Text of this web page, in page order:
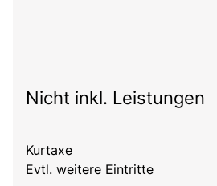
Nicht inkl. Leistungen
Kurtaxe
Evtl. weitere Eintritte